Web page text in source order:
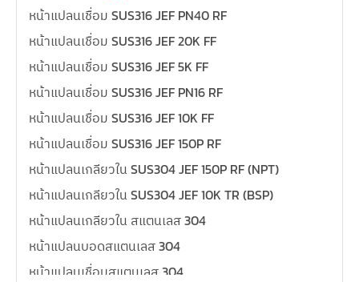
หน้าแปลนเชื่อม SUS316 JEF PN40 RF
หน้าแปลนเชื่อม SUS316 JEF 20K FF
หน้าแปลนเชื่อม SUS316 JEF 5K FF
หน้าแปลนเชื่อม SUS316 JEF PN16 RF
หน้าแปลนเชื่อม SUS316 JEF 10K FF
หน้าแปลนเชื่อม SUS316 JEF 150P RF
หน้าแปลนเกลียวใน SUS304 JEF 150P RF (NPT)
หน้าแปลนเกลียวใน SUS304 JEF 10K TR (BSP)
หน้าแปลนเกลียวใน สแตนเลส 304
หน้าแปลนบอดสแตนเลส 304
หน้าแปลนเชื่อมสแตนเลส 304